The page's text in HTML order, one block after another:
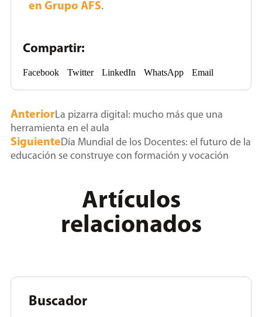
en Grupo AFS.
Compartir:
Facebook Twitter LinkedIn WhatsApp Email
AnteriorLa pizarra digital: mucho más que una
herramienta en el aula
SiguienteDía Mundial de los Docentes: el futuro de la
educación se construye con formación y vocación
Artículos
relacionados
Buscador